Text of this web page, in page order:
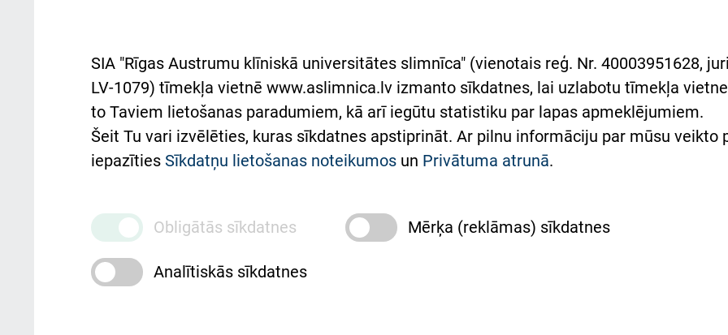
Pacienta
atsauksmju/sūdzību
iesniegšanas kārtība
Kā pie mums nokļūt
ceļvedis
Rekvizīti un ārstniecības
Austrumu slimnīcas
atbalsts Ukrainai
Підтримка Східної лікарні
та співпраця з Україною
SIA "Rīgas Austrumu klīniskā universitātes slimnīca" (vienotais reģ. Nr. 40003951628,
LV-1079) tīmekļa vietnē www.aslimnica.lv izmanto sīkdatnes, lai uzlabotu tīmekļa
to Taviem lietošanas paradumiem, kā arī iegūtu statistiku par lapas apmeklējumiem.
Šeit Tu vari izvēlēties, kuras sīkdatnes apstiprināt. Ar pilnu informāciju par mūsu veikto
iepazīties Sīkdatņu lietošanas noteikumos un Privātuma atrunā.
Obligātās sīkdatnes Mērķa (reklāmas) sīkdatnes
Analītiskās sīkdatnes